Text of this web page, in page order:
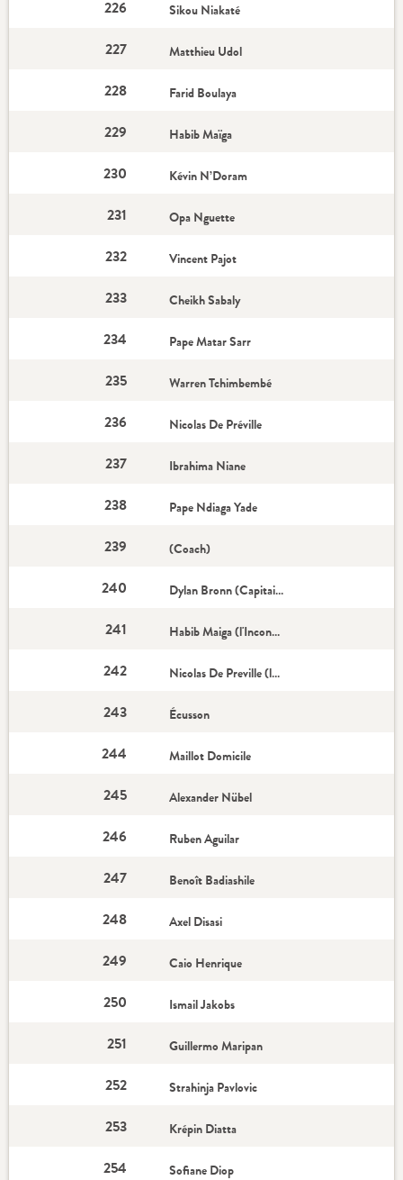
226 Sikou Niakaté
227 Matthieu Udol
228 Farid Boulaya
229 Habib Maïga
230 Kévin N’Doram
231 Opa Nguette
232 Vincent Pajot
233 Cheikh Sabaly
234 Pape Matar Sarr
235 Warren Tchimbembé
236 Nicolas De Préville
237 Ibrahima Niane
238 Pape Ndiaga Yade
239 (Coach)
240 Dylan Bronn (Capitaine)
241 Habib Maiga (l'Incontournable)
242 Nicolas De Preville (la Recrue)
243 Écusson
244 Maillot Domicile
245 Alexander Nübel
246 Ruben Aguilar
247 Benoît Badiashile
248 Axel Disasi
249 Caio Henrique
250 Ismail Jakobs
251 Guillermo Maripan
252 Strahinja Pavlovic
253 Krépin Diatta
254 Sofiane Diop